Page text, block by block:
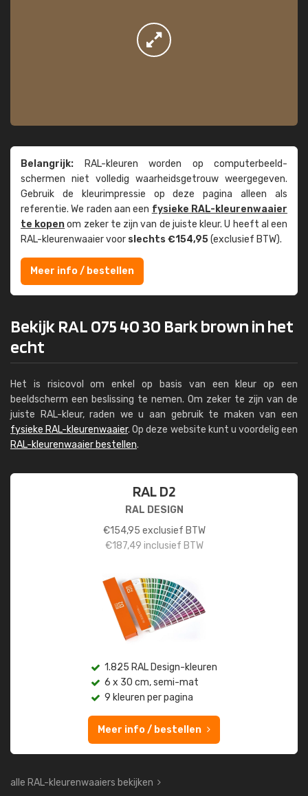
Belangrijk: RAL-kleuren worden op computer­beeld­
schermen niet volledig waarheids­­getrouw weer­gegeven.
Gebruik de kleur­impressie op deze pagina alleen als
referentie. We raden aan een fysieke RAL-kleuren­waaier
te kopenom zeker te zijn van de juiste kleur. U heeft al een
RAL-kleuren­waaier voor slechts €154,95(exclusief BTW).
Meer info / bestellen
Bekijk RAL 075 40 30 Bark brown in het
echt
Het is risicovol om enkel op basis van een kleur op een
beeldscherm een beslissing te nemen. Om zeker te zijn van de
juiste RAL-kleur, raden we u aan gebruik te maken van een
fysieke RAL-kleurenwaaier. Op deze website kunt u voordelig een
RAL-kleurenwaaier bestellen.
RAL D2
RAL DESIGN
€154,95 exclusief BTW
€187,49 inclusief BTW
1.825 RAL Design-kleuren
6 x 30 cm, semi-mat
9 kleuren per pagina
Meer info / bestellen
alle RAL-kleurenwaaiers bekijken